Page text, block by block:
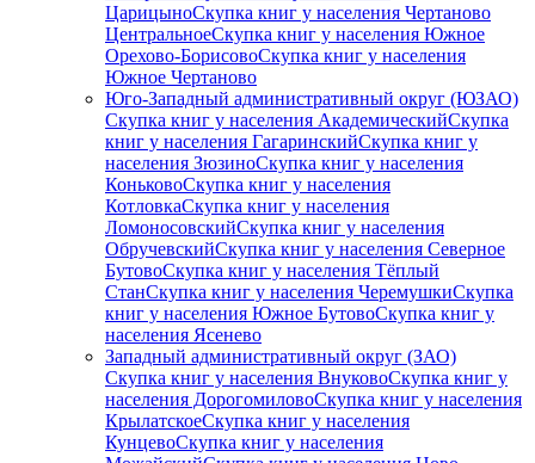
ЦарицыноСкупка книг у населения Чертаново
ЦентральноеСкупка книг у населения Южное
Орехово-БорисовоСкупка книг у населения
Южное Чертаново
Юго-Западный административный округ (ЮЗАО)
Скупка книг у населения АкадемическийСкупка
книг у населения ГагаринскийСкупка книг у
населения ЗюзиноСкупка книг у населения
КоньковоСкупка книг у населения
КотловкаСкупка книг у населения
ЛомоносовскийСкупка книг у населения
ОбручевскийСкупка книг у населения Северное
БутовоСкупка книг у населения Тёплый
СтанСкупка книг у населения ЧеремушкиСкупка
книг у населения Южное БутовоСкупка книг у
населения Ясенево
Западный административный округ (ЗАО)
Скупка книг у населения ВнуковоСкупка книг у
населения ДорогомиловоСкупка книг у населения
КрылатскоеСкупка книг у населения
КунцевоСкупка книг у населения